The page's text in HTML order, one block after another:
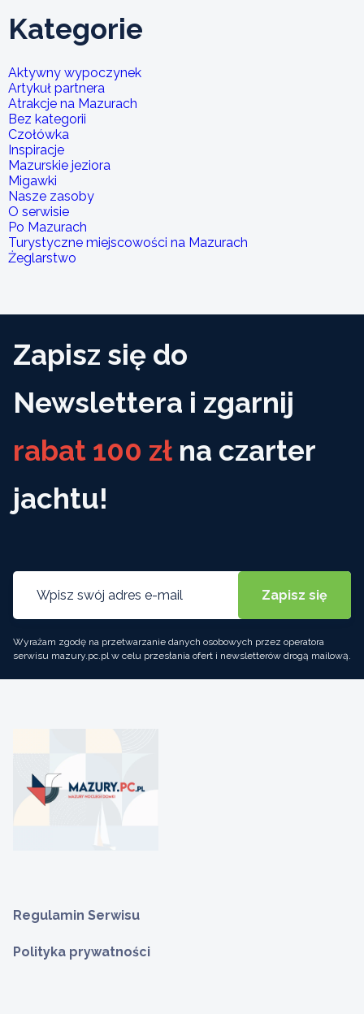
Kategorie
Aktywny wypoczynek
Artykuł partnera
Atrakcje na Mazurach
Bez kategorii
Czołówka
Inspiracje
Mazurskie jeziora
Migawki
Nasze zasoby
O serwisie
Po Mazurach
Turystyczne miejscowości na Mazurach
Żeglarstwo
Zapisz się do
Newslettera i zgarnij
rabat 100 zł na czarter
jachtu!
Wyrażam zgodę na przetwarzanie danych osobowych przez operatora
serwisu mazury.pc.pl w celu przesłania ofert i newsletterów drogą mailową.
Regulamin Serwisu
Polityka prywatności